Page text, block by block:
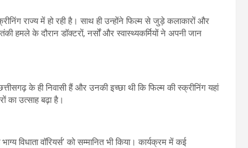
राज्य में हो रही है। साथ ही उन्होंने फिल्म से जुड़े कलाकारों और
हमले के दौरान डॉक्टरों, नर्सों और स्वास्थ्यकर्मियों ने अपनी जान
के ही निवासी हैं और उनकी इच्छा थी कि फिल्म की स्क्रीनिंग यहां
का उत्साह बढ़ा है।
विधाता वॉरियर्स’ को सम्मानित भी किया। कार्यक्रम में कई